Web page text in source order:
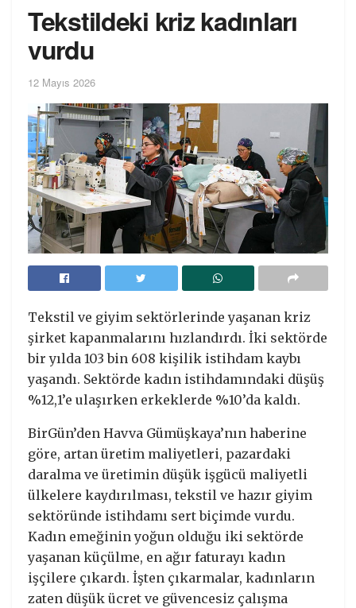
Tekstildeki kriz kadınları
vurdu
12 Mayıs 2026
Tekstil ve giyim sektörlerinde yaşanan kriz
şirket kapanmalarını hızlandırdı. İki sektörde
bir yılda 103 bin 608 kişilik istihdam kaybı
yaşandı. Sektörde kadın istihdamındaki düşüş
%12,1’e ulaşırken erkeklerde %10’da kaldı.
BirGün’den Havva Gümüşkaya’nın haberine
göre, artan üretim maliyetleri, pazardaki
daralma ve üretimin düşük işgücü maliyetli
ülkelere kaydırılması, tekstil ve hazır giyim
sektöründe istihdamı sert biçimde vurdu.
Kadın emeğinin yoğun olduğu iki sektörde
yaşanan küçülme, en ağır faturayı kadın
işçilere çıkardı. İşten çıkarmalar, kadınların
zaten düşük ücret ve güvencesiz çalışma